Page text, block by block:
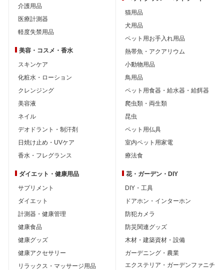
介護用品
医療計測器
軽度失禁用品
美容・コスメ・香水
スキンケア
化粧水・ローション
クレンジング
美容液
ネイル
デオドラント・制汗剤
日焼け止め・UVケア
香水・フレグランス
ダイエット・ 健康用品
サプリメント
ダイエット
計測器・健康管理
健康食品
健康グッズ
健康アクセサリー
リラックス・マッサージ用品
猫用品
犬用品
ペット用お手入れ用品
熱帯魚・アクアリウム
小動物用品
鳥用品
ペット用食器・給水器・給餌器
爬虫類・両生類
昆虫
ペット用仏具
室内ペット用家電
療法食
花・ガーデン・DIY
DIY・工具
ドアホン・インターホン
防犯カメラ
防災関連グッズ
木材・建築資材・設備
ガーデニング・農業
エクステリア・ガーデンファニチ